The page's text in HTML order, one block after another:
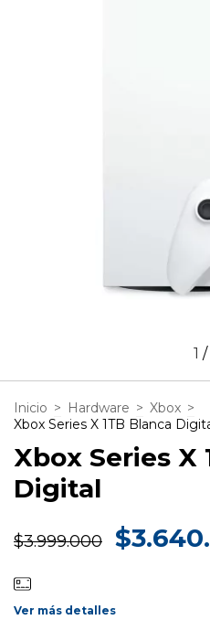
1 /
Inicio > Hardware > Xbox >
Xbox Series X 1TB Blanca
Xbox Series X
Digital
$3.999.000
Ver más detalles